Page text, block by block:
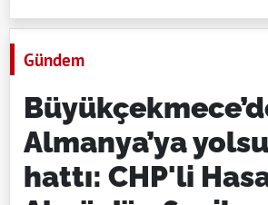
Gündem
Almanya’ya
hattı: CHP'li